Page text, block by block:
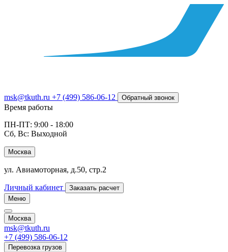
msk@tkuth.ru +7 (499) 586-06-12 Обратный звонок
Время работы
ПН-ПТ: 9:00 - 18:00
Сб, Вс: Выходной
Москва
ул. Авиамоторная, д.50, стр.2
Личный кабинет
Заказать расчет
Меню
Москва
msk@tkuth.ru
+7 (499) 586-06-12
Перевозка грузов